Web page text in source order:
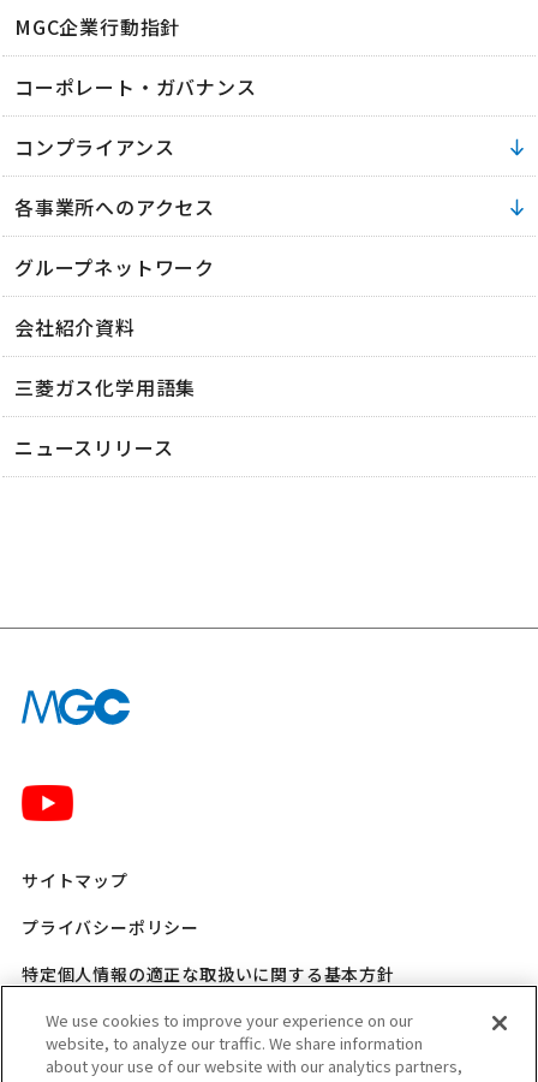
MGC企業行動指針
コーポレート・ガバナンス
コンプライアンス
各事業所へのアクセス
グループネットワーク
会社紹介資料
三菱ガス化学用語集
ニュースリリース
サイトマップ
プライバシーポリシー
特定個人情報の適正な取扱いに関する基本方針
三菱ガス化学 SNSポリシー
ご利用規程
We use cookies to improve your experience on our
website, to analyze our traffic. We share information
about your use of our website with our analytics partners,